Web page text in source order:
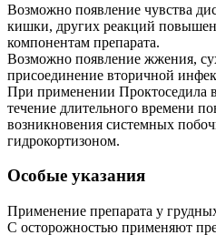
Возможно появление чувства
кишки, других реакций
компонентам препарата.
Возможно появление жжения,
присоединение вторичной
При применении Проктоседила
течение длительного времени
возникновения системных
гидрокортизоном.
Особые указания
Применение препарата у
С осторожностью применяют